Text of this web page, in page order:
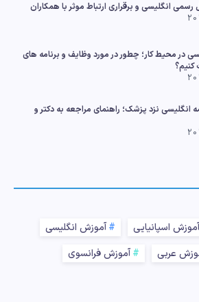
انگلیسی و برقراری ارتباط موثر با همکاران
در محیط کار؛ چطور در مورد وظایف و برنامه های
کنیم؟
انگلیسی نزد پزشک؛ راهنمای مراجعه به دکتر و
آموزش اسپانیایی
آموزش انگلیسی
عربی
آموزش فرانسوی